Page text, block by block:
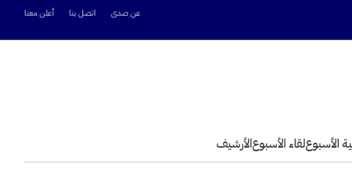
عن صدى اتصل بنا أعلن معنا
الأسبوعلقاء الأسبوعالأرشيف